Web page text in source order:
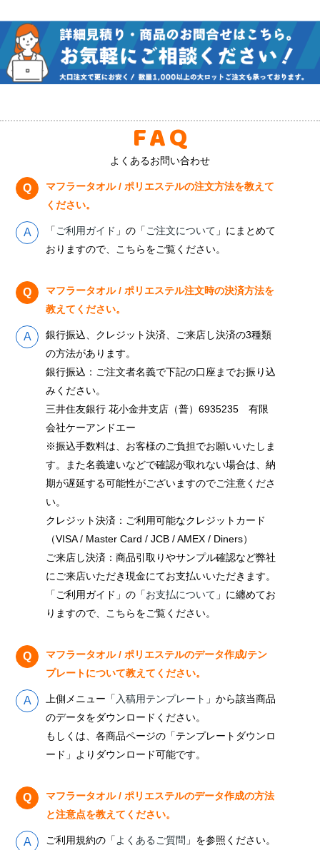
FAQ
よくあるお問い合わせ
マフラータオル / ポリエステルの注文方法を教えて
ください。
「 ご利用ガイド 」の「 ご注文について 」にまとめて
おりますので、こちらをご覧ください。
マフラータオル / ポリエステル注文時の決済方法を
教えてください。
銀行振込、クレジット決済、ご来店し決済の3種類
の方法があります。
銀行振込：ご注文者名義で下記の口座までお振り込
みください。
三井住友銀行 花小金井支店（普）6935235 有限
会社ケーアンドエー
※振込手数料は、お客様のご負担でお願いいたしま
す。また名義違いなどで確認が取れない場合は、納
期が遅延する可能性がございますのでご注意くださ
い。
クレジット決済：ご利用可能なクレジットカード
（VISA / Master Card / JCB / AMEX / Diners）
ご来店し決済：商品引取りやサンプル確認など弊社
にご来店いただき現金にてお支払いいただきます。
「ご利用ガイド」の「お支払について 」に纏めてお
りますので、こちらをご覧ください。
マフラータオル / ポリエステルのデータ作成/テン
プレートについて教えてください。
上側メニュー「 入稿用テンプレート 」から該当商品
のデータをダウンロードください。
もしくは、各商品ページの「テンプレートダウンロ
ード」よりダウンロード可能です。
マフラータオル / ポリエステルのデータ作成の方法
と注意点を教えてください。
ご利用規約の「 よくあるご質問 」を参照ください。